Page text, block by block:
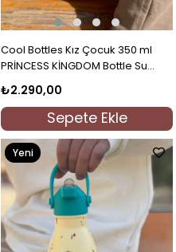
Cool Bottles Kız Çocuk 350 ml
PRİNCESS KİNGDOM Bottle Su
Yeşili
₺2.290,00
Sepete Ekle
Yeni